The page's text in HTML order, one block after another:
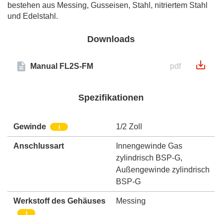
bestehen aus Messing, Gusseisen, Stahl, nitriertem Stahl
und Edelstahl.
Downloads
Manual FL2S-FM pdf
Spezifikationen
Gewinde i 1/2 Zoll
Anschlussart
Innengewinde Gas
zylindrisch BSP-G,
Außengewinde zylindrisch
BSP-G
Werkstoff des Gehäuses
i
Messing